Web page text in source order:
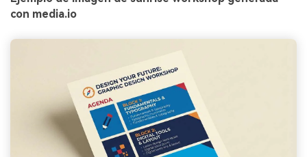
con media.io